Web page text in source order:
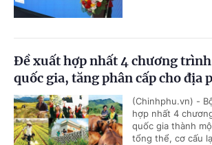
Đề xuất hợp nhất 4 chương
quốc gia, tăng phân cấp cho địa
(Chinhphu.vn) -
hợp nhất 4
quốc gia thành
tổng thể, cơ cấu